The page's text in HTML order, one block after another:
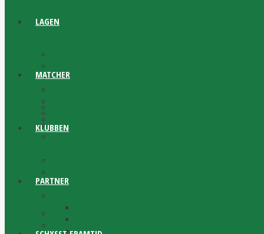
LAGEN
Statistik
Karl-Erick Eckemarks Minnescup
MATCHER
KLUBBEN
Dokument
Wall of Fame
PARTNER
Våra partner
#BYGGETFORTSÄTTER